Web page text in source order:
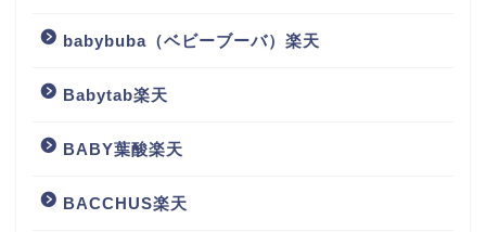
babybuba（ベビーブーバ）楽天
Babytab楽天
BABY葉酸楽天
BACCHUS楽天